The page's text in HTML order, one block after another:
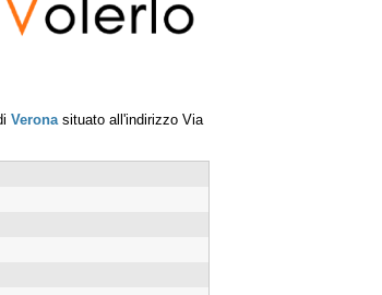
Verona situato all'indirizzo Via